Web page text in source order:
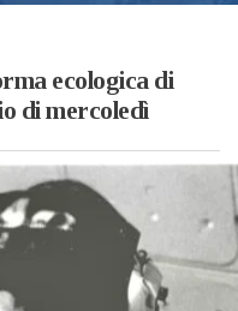
ecologica di
di mercoledì